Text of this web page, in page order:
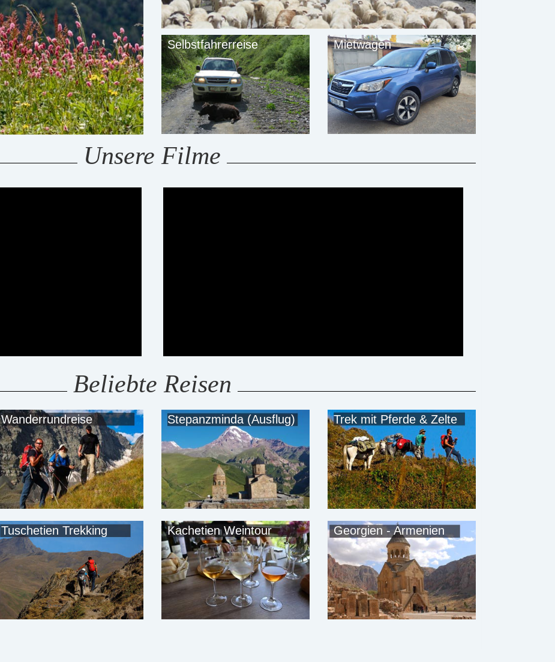
Selbstfahrerreise Mietwagen
Unsere Filme
Beliebte Reisen
Wanderrundreise Stepanzminda (Ausflug) Trek mit Pferde & Zelte
Tuschetien Trekking Kachetien Weintour Georgien - Armenien